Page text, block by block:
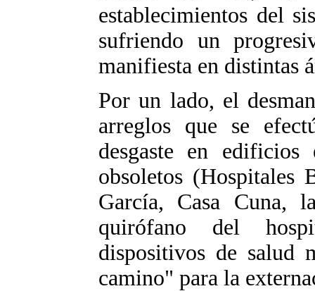
establecimientos del
sufriendo un
manifiesta en distintas
Por un lado, el
arreglos que se
desgaste en
obsoletos (Hospitales
García, Casa Cuna,
quirófano del
dispositivos de salud
camino" para la